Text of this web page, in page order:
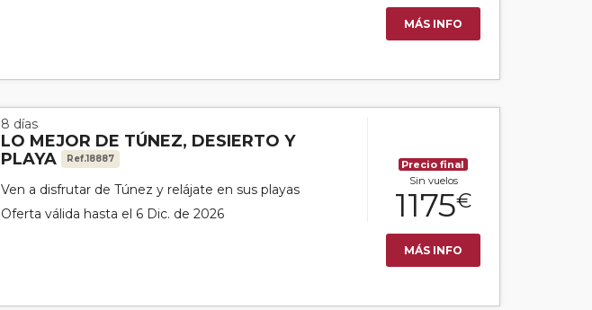
MÁS INFO
8 días
LO MEJOR DE TÚNEZ, DESIERTO Y
PLAYA
Ref.18887
Ven a disfrutar de Túnez y relájate en sus playas
Oferta válida hasta el 6 Dic. de 2026
Precio final
Sin vuelos
1175€
MÁS INFO